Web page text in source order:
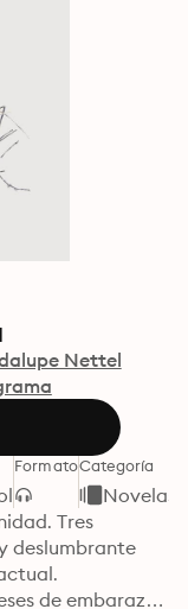
Nettel
FormatoCategoría
Novelas
Tres
deslumbrante
de embarazo,